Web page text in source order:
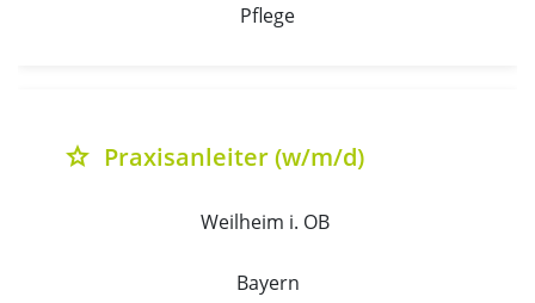
Pflege
grade Praxisanleiter (w/m/d)
Weilheim i. OB
Bayern